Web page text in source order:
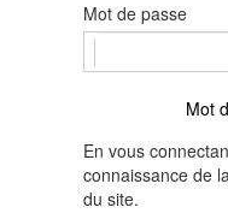
Mot de passe
Mot
En vous
connaissance de
du site.